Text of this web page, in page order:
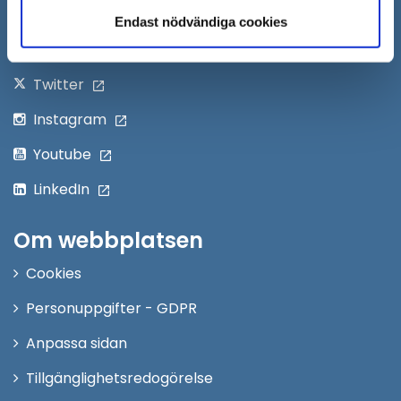
Endast nödvändiga cookies
nytt
Facebook
Twitter
Instagram
Youtube
LinkedIn
Om webbplatsen
Cookies
Personuppgifter - GDPR
Anpassa sidan
Tillgänglighetsredogörelse